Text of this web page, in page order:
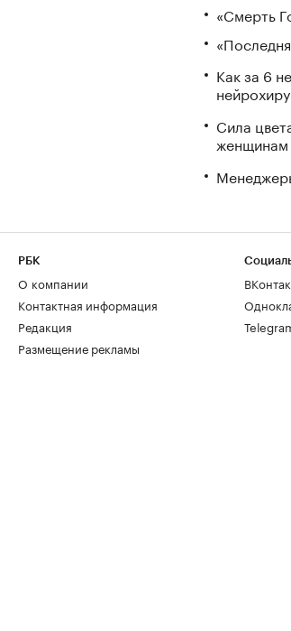
«Смерть
Как за 6
Сила
женщинам
РБК
О компании
Контактная информация
Редакция
Размещение рекламы